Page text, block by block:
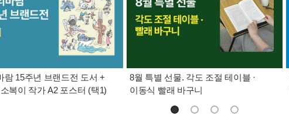
람 15주년 브랜드전 도서 +
복이 작가 A2 포스터 (택1)
8월 특별 선물. 각도 조절 테이블 ·
이동식 빨래 바구니